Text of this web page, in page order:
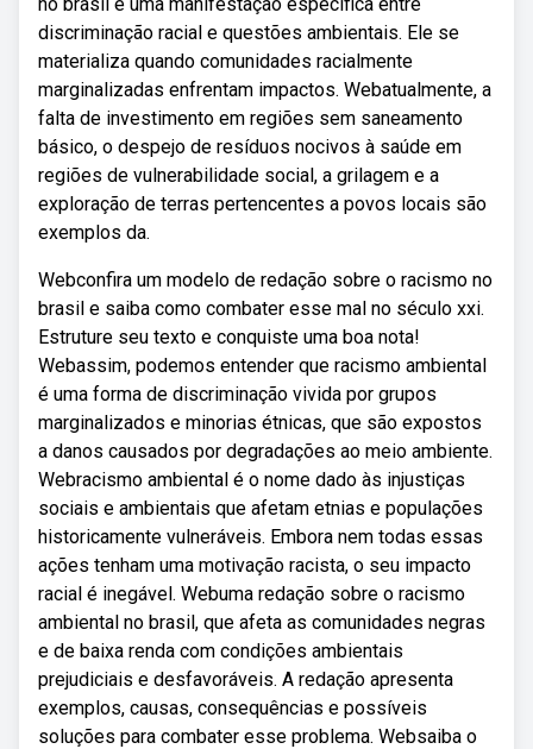
discriminação racial e questões ambientais. Ele se
materializa quando comunidades racialmente
marginalizadas enfrentam impactos. Webatualmente, a
falta de investimento em regiões sem saneamento
básico, o despejo de resíduos nocivos à saúde em
regiões de vulnerabilidade social, a grilagem e a
exploração de terras pertencentes a povos locais são
exemplos da.
Webconfira um modelo de redação sobre o racismo no
brasil e saiba como combater esse mal no século xxi.
Estruture seu texto e conquiste uma boa nota!
Webassim, podemos entender que racismo ambiental
é uma forma de discriminação vivida por grupos
marginalizados e minorias étnicas, que são expostos
a danos causados por degradações ao meio ambiente.
Webracismo ambiental é o nome dado às injustiças
sociais e ambientais que afetam etnias e populações
historicamente vulneráveis. Embora nem todas essas
ações tenham uma motivação racista, o seu impacto
racial é inegável. Webuma redação sobre o racismo
ambiental no brasil, que afeta as comunidades negras
e de baixa renda com condições ambientais
prejudiciais e desfavoráveis. A redação apresenta
exemplos, causas, consequências e possíveis
soluções para combater esse problema. Websaiba o